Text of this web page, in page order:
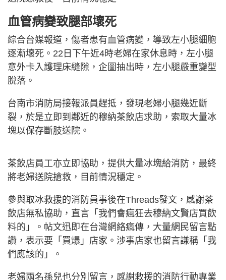
血管病變致腿部壞死
綜合台媒報道，傷者患有血管病變，導致左小腿細胞
逐漸壞死。22日下午近4時老婦在家休息時，左小腿
意外卡入護理床縫隙，企圖抽出時，左小腿嚴重變型
脫落。
台南市消防局接報派員趕抵，發現老婦小腿幾近斷
裂，於是立即到鄰近的穆納茶飲店求助，索取大量冰
塊以保存斷肢送院。
茶飲店員工亦立即協助，提供大量冰塊給消防，最終
將老婦送院搶救，目前情況穩定。
參與取冰救援的消防員事後在Threads發文，感謝茶
飲店無私協助，直言「我們會瘋狂去穆納文賢店買飲
料的」。帖文迅即在台灣網絡瘋傳，大量網民留言點
讚，表示要「買爆」店家。涉事店家也留言謙稱「我
們應該的」。
老婦兩名孫兒也分別留言，感謝救援的消防行動專業